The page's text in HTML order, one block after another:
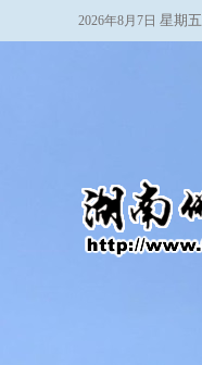
2026年8月7日 星期五